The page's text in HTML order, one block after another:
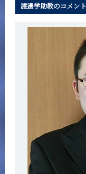
渡邉学助教のコメント
カテゴリ別
イベントカレンダー